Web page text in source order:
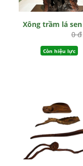
Xông trầm lá sen
0 đ
Còn hiệu lực